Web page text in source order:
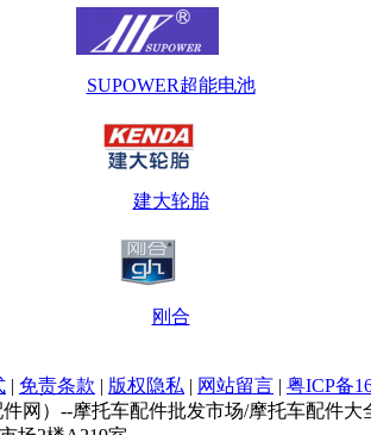
SUPOWER超能电池
建大轮胎
刚合
| 免责条款 | 版权隐私 | 网站留言 | 粤ICP备
网）--摩托车配件批发市场/摩托车配件大